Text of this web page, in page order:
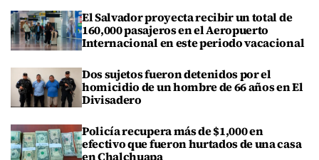
El Salvador proyecta recibir un total de
160,000 pasajeros en el Aeropuerto
Internacional en este periodo vacacional
Dos sujetos fueron detenidos por el
homicidio de un hombre de 66 años en El
Divisadero
Policía recupera más de $1,000 en
efectivo que fueron hurtados de una casa
en Chalchuapa